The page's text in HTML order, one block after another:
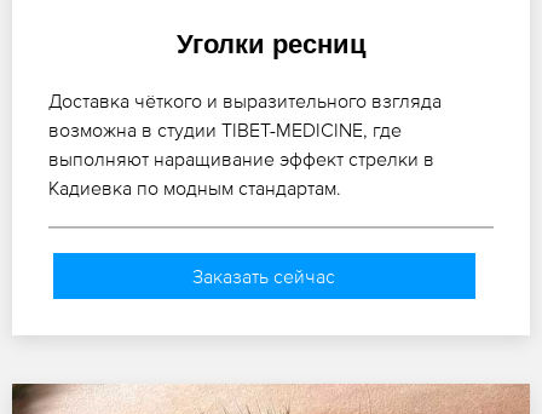
Уголки ресниц
Доставка чёткого и выразительного взгляда
возможна в студии TIBET-MEDICINE, где
выполняют наращивание эффект стрелки в
Кадиевка по модным стандартам.
Заказать сейчас